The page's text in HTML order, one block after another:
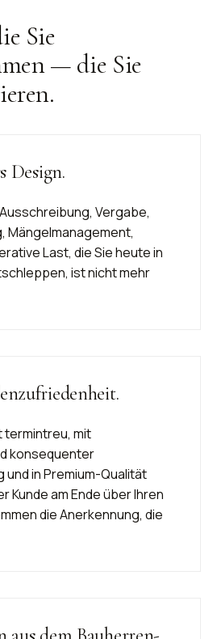
Sie
— die Sie
.
Design.
Vergabe,
Mängelmanagement,
Last, die Sie heute in
ist nicht mehr
termintreu, mit
konsequenter
in Premium-Qualität
Kunde am Ende über Ihren
die Anerkennung, die